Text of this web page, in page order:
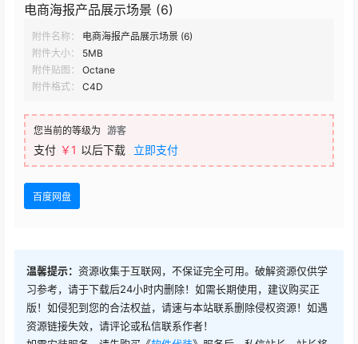
电商海报产品展示场景 (6)
附件名称：
电商海报产品展示场景 (6)
附件大小：
5MB
附件贴图：
Octane
附件格式：
C4D
您当前的等级为 游客
支付 ￥1 以后下载 立即支付
百度网盘
温馨提示： 资源收集于互联网，不保证完全可用。破解资源仅供学
习参考，请于下载后24小时内删除！如需长期使用，建议购买正
版！如侵犯到您的合法权益，请速与本站联系删除侵权资源！如遇
资源链接失效，请评论或私信联系作者！